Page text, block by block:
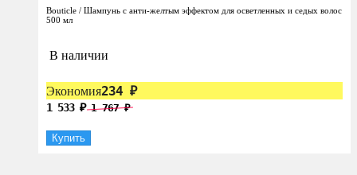
Bouticle / Шампунь с анти-желтым эффектом для осветленных и седых волос
500 мл
В наличии
Экономия234 ₽
1 533 ₽ 1 767₽
Купить